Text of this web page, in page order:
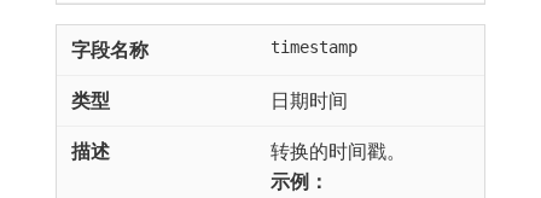
timestamp
日期时间
转换的时间戳。
示例：